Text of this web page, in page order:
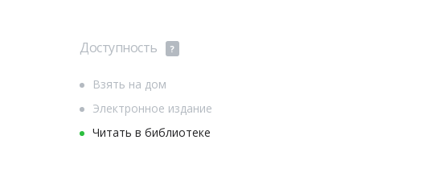
Доступность ?
Взять на дом
Электронное издание
Читать в библиотеке